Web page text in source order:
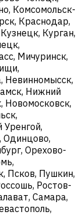
Комсомольск-
Краснодар,
Курган,
Мичуринск,
Невинномысск,
Нижний
Новомосковск,
Уренгой,
Одинцово,
Орехово-
Псков, Пушкин,
Ростов-
Самара,